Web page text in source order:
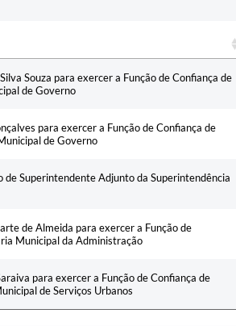
Souza para exercer a Função de Confiança de
de Governo
para exercer a Função de Confiança de
de Governo
Superintendente Adjunto da Superintendência
de Almeida para exercer a Função de
Municipal da Administração
para exercer a Função de Confiança de
de Serviços Urbanos